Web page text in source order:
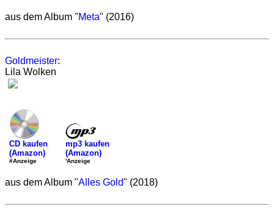
aus dem Album "Meta" (2016)
Goldmeister:
Lila Wolken
CD kaufen
(Amazon)
#Anzeige
mp3 kaufen
(Amazon)
'Anzeige
aus dem Album "Alles Gold" (2018)